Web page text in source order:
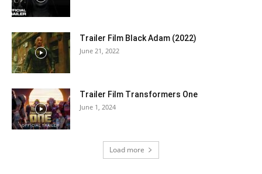
Trailer Film Black Adam (2022)
June 21, 2022
Trailer Film Transformers One
June 1, 2024
Load more